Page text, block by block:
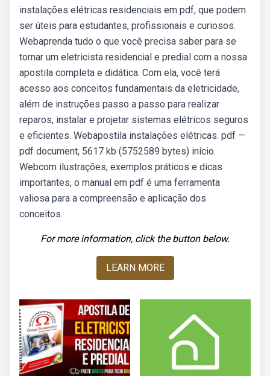
instalações elétricas residenciais em pdf, que podem
ser úteis para estudantes, profissionais e curiosos.
Webaprenda tudo o que você precisa saber para se
tornar um eletricista residencial e predial com a nossa
apostila completa e didática. Com ela, você terá
acesso aos conceitos fundamentais da eletricidade,
além de instruções passo a passo para realizar
reparos, instalar e projetar sistemas elétricos seguros
e eficientes. Webapostila instalações elétricas. pdf —
pdf document, 5617 kb (5752589 bytes) início.
Webcom ilustrações, exemplos práticos e dicas
importantes, o manual em pdf é uma ferramenta
valiosa para a compreensão e aplicação dos
conceitos.
For more information, click the button below.
LEARN MORE